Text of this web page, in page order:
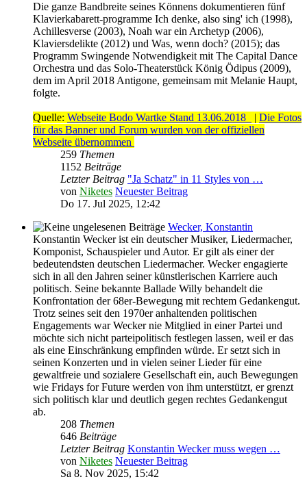
Die ganze Bandbreite seines Könnens dokumentieren fünf
Klavierkabarett-programme Ich denke, also sing' ich (1998),
Achillesverse (2003), Noah war ein Archetyp (2006),
Klaviersdelikte (2012) und Was, wenn doch? (2015); das
Programm Swingende Notwendigkeit mit The Capital Dance
Orchestra und das Solo-Theaterstück König Ödipus (2009),
dem im April 2018 Antigone, gemeinsam mit Melanie Haupt,
folgte.
Quelle: Webseite Bodo Wartke Stand 13.06.2018 | Die Fotos
für das Banner und Forum wurden von der offiziellen
Webseite übernommen
259 Themen
1152 Beiträge
Letzter Beitrag "Ja Schatz" in 11 Styles von …
von Niketes Neuester Beitrag
Do 17. Jul 2025, 12:42
Wecker, Konstantin
Konstantin Wecker ist ein deutscher Musiker, Liedermacher,
Komponist, Schauspieler und Autor. Er gilt als einer der
bedeutendsten deutschen Liedermacher. Wecker engagierte
sich in all den Jahren seiner künstlerischen Karriere auch
politisch. Seine bekannte Ballade Willy behandelt die
Konfrontation der 68er-Bewegung mit rechtem Gedankengut.
Trotz seines seit den 1970er anhaltenden politischen
Engagements war Wecker nie Mitglied in einer Partei und
möchte sich nicht parteipolitisch festlegen lassen, weil er das
als eine Einschränkung empfinden würde. Er setzt sich in
seinen Konzerten und in vielen seiner Lieder für eine
gewaltfreie und sozialere Gesellschaft ein, auch Bewegungen
wie Fridays for Future werden von ihm unterstützt, er grenzt
sich politisch klar und deutlich gegen rechtes Gedankengut
ab.
208 Themen
646 Beiträge
Letzter Beitrag Konstantin Wecker muss wegen …
von Niketes Neuester Beitrag
Sa 8. Nov 2025, 15:42